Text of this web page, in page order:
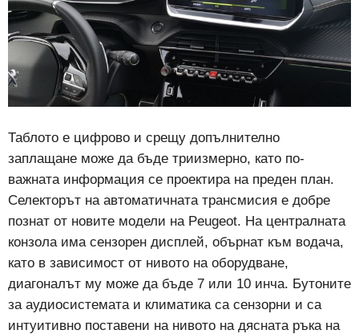
Таблото е цифрово и срещу допълнително
заплащане може да бъде триизмерно, като по-
важната информация се проектира на преден план.
Селекторът на автоматичната трансмисия е добре
познат от новите модели на Peugeot. На централната
конзола има сензорен дисплей, обърнат към водача,
като в зависимост от нивото на оборудване,
диагоналът му може да бъде 7 или 10 инча. Бутоните
за аудиосистемата и климатика са сензорни и са
интуитивно поставени на нивото на дясната ръка на